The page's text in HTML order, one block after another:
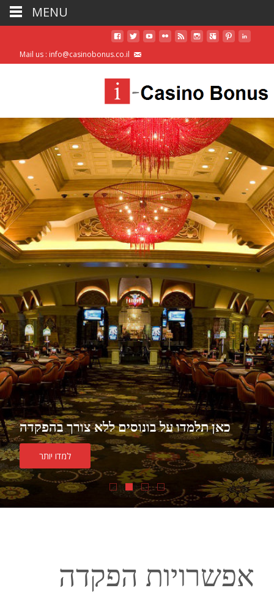
כאן תלמדו על בונוסים ללא צורך בהפקדה
למדו יותר
אפשרויות הפקדה
MENU